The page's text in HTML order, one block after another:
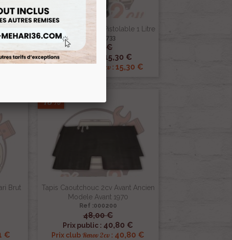
Droit
€
Cire À Corps Creux Pistolable 1 Litre
Ref :000733
18,00 €
Prix public : 15,30 €
Renov 2cv :15,30 €
Aperçu rapide
Brut
€
Tapis Caoutchouc 2cv Avant Ancien
Modele Avant 1970
Ref :000200
48,00 €
Prix public : 40,80 €
Prix club Renov 2cv : 40,80 €
-15%
 Aperçu rapide